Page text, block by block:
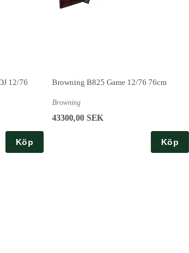
12/76
Köp
Browning B825 Game 12/76 76cm
Browning
43300,00 SEK
Köp